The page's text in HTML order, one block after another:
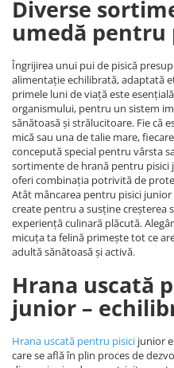
Diverse
umedă
Îngrijirea unui pui de pisică
alimentație echilibrată, adaptată
primele luni de viață este
organismului, pentru un sistem
sănătoasă și strălucitoare. Fie că
mică sau una de talie mare,
concepută special pentru vârsta
sortimente de hrană pentru
oferi combinația potrivită de
Atât mâncarea pentru pisici
create pentru a susține creșterea
experiență culinară plăcută.
micuța ta felină primește tot ce
adultă sănătoasă și activă.
Hrana uscată
junior –
Hrana uscată pentru pisici junior
care se află în plin proces de